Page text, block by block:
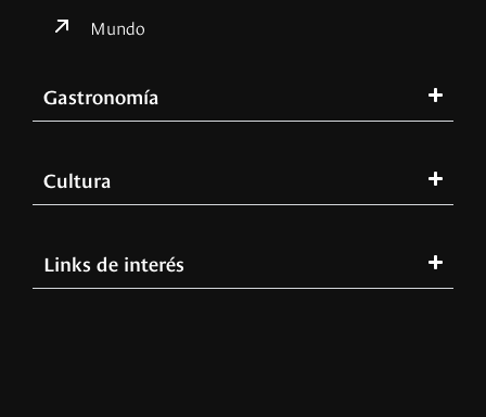
Mundo
Gastronomía
Cultura
Links de interés